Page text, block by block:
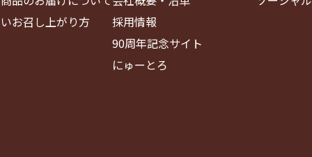
お召し上がり方
採用情報
90周年記念サイト
にゅーとろ